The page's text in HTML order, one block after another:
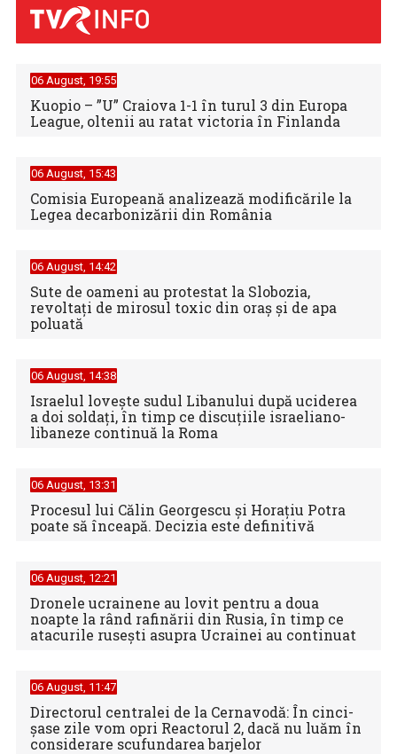
06 August, 19:55
Kuopio – ”U” Craiova 1-1 în turul 3 din Europa
League, oltenii au ratat victoria în Finlanda
06 August, 15:43
Comisia Europeană analizează modificările la
Legea decarbonizării din România
06 August, 14:42
Sute de oameni au protestat la Slobozia,
revoltați de mirosul toxic din oraș și de apa
poluată
06 August, 14:38
Israelul loveşte sudul Libanului după uciderea
a doi soldaţi, în timp ce discuţiile israeliano-
libaneze continuă la Roma
06 August, 13:31
Procesul lui Călin Georgescu și Horațiu Potra
poate să înceapă. Decizia este definitivă
06 August, 12:21
Dronele ucrainene au lovit pentru a doua
noapte la rând rafinării din Rusia, în timp ce
atacurile rusești asupra Ucrainei au continuat
06 August, 11:47
Directorul centralei de la Cernavodă: În cinci-
şase zile vom opri Reactorul 2, dacă nu luăm în
considerare scufundarea barjelor